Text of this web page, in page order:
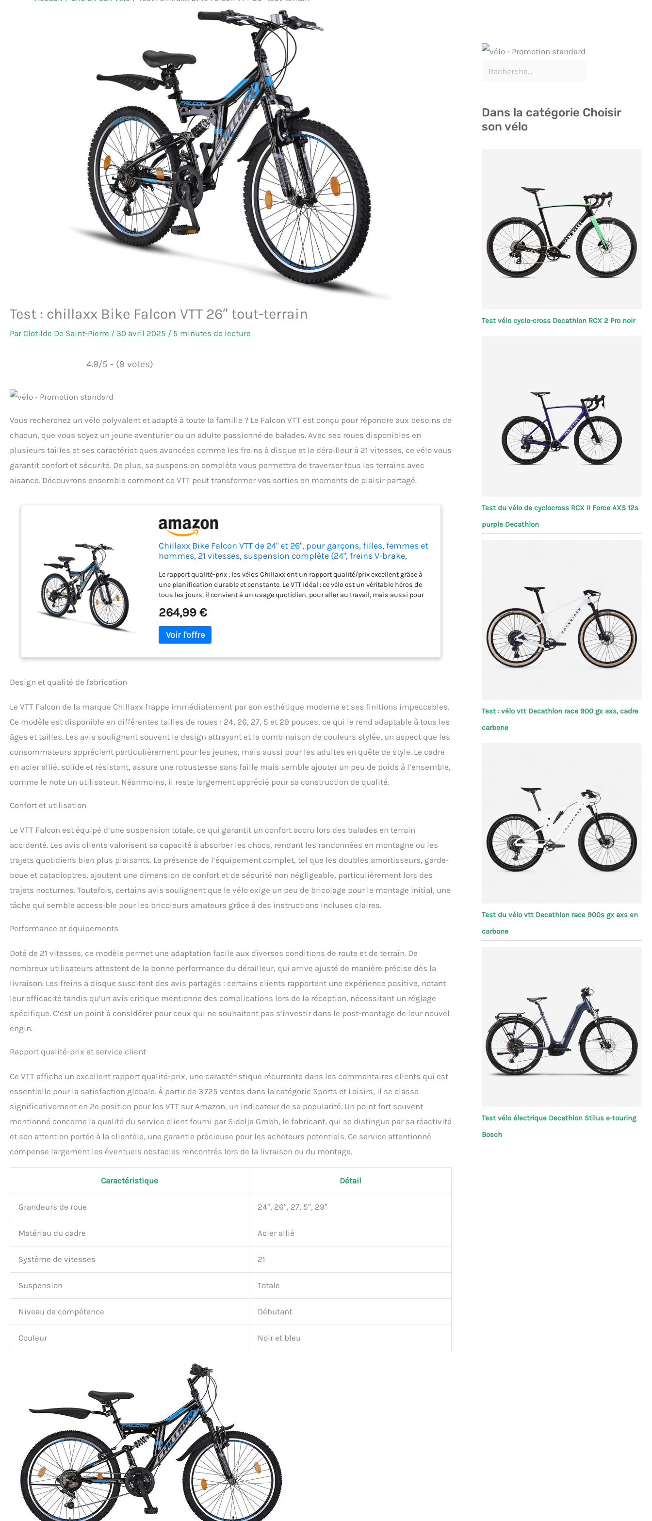
Test : chillaxx Bike Falcon VTT 26″ tout-terrain
ParClotilde De Saint-Pierre / 30 avril 2025 / 5 minutes de lecture
4.9/5 - (9 votes)
Vous recherchez un vélo polyvalent et adapté à toute la famille ? Le Falcon VTT est conçu pour répondre aux besoins de
chacun, que vous soyez un jeune aventurier ou un adulte passionné de balades. Avec ses roues disponibles en
plusieurs tailles et ses caractéristiques avancées comme les freins à disque et le dérailleur à 21 vitesses, ce vélo vous
garantit confort et sécurité. De plus, sa suspension complète vous permettra de traverser tous les terrains avec
aisance. Découvrons ensemble comment ce VTT peut transformer vos sorties en moments de plaisir partagé.
Chillaxx Bike Falcon VTT de 24" et 26", pour garçons, filles, femmes et
hommes, 21 vitesses, suspension complète (24", freins V-brake,
Le rapport qualité-prix : les vélos Chillaxx ont un rapport qualité/prix excellent grâce à
une planification durable et constante. Le VTT idéal : ce vélo est un véritable héros de
tous les jours, il convient à un usage quotidien, pour aller au travail, mais aussi pour
grimper n'importe quelle montagne avec le VTT Chillaxx Falcon. Chillaxx Falcon est un
vélo multifonctionnel qui peut parfaitement répondre à vos besoins quotidiens. De
qualité supérieure : grâce à son dérailleur optimisé, vous bénéficierez d'un confort de
conduite optimal en raison d’une transmission nette et souple. Les doubles jantes
parfaitement adaptées sont idéales pour les terrains accidentés, ainsi que pour les
supérieure attirent l'attention dans toutes les situations Avec le vélo de Chillaxx
Falcon, vous serez bien visible grâce aux réflecteurs. Chez Falcon, design tendance et
sécurité se rencontrent – ce vélo répond à tous les souhaits. Matériaux de qualité
supérieure : ce vélo est doté d'un cadre en acier robuste et résistant, afin que vous
puissiez l'utiliser dans n'importe quelle situation. Montage facile et rapide : en outre, le
vélo est pré-monté à 85 % et vous pouvez commencer à rouler directement après un
court réglage des freins et des vitesses. Vous trouverez facilement le lien vers la vidéo
de montage sur l'emballage (français non garanti).
264,99 €
Design et qualité de fabrication
Le VTT Falcon de la marque Chillaxx frappe immédiatement par son esthétique moderne et ses finitions impeccables.
Ce modèle est disponible en différentes tailles de roues : 24, 26, 27, 5 et 29 pouces, ce qui le rend adaptable à tous les
âges et tailles. Les avis soulignent souvent le design attrayant et la combinaison de couleurs stylée, un aspect que les
consommateurs apprécient particulièrement pour les jeunes, mais aussi pour les adultes en quête de style. Le cadre
en acier allié, solide et résistant, assure une robustesse sans faille mais semble ajouter un peu de poids à l’ensemble,
comme le note un utilisateur. Néanmoins, il reste largement apprécié pour sa construction de qualité.
Confort et utilisation
Le VTT Falcon est équipé d’une suspension totale, ce qui garantit un confort accru lors des balades en terrain
accidenté. Les avis clients valorisent sa capacité à absorber les chocs, rendant les randonnées en montagne ou les
trajets quotidiens bien plus plaisants. La présence de l’équipement complet, tel que les doubles amortisseurs, garde-
boue et catadioptres, ajoutent une dimension de confort et de sécurité non négligeable, particulièrement lors des
trajets nocturnes. Toutefois, certains avis soulignent que le vélo exige un peu de bricolage pour le montage initial, une
tâche qui semble accessible pour les bricoleurs amateurs grâce à des instructions incluses claires.
Performance et équipements
Doté de 21 vitesses, ce modèle permet une adaptation facile aux diverses conditions de route et de terrain. De
nombreux utilisateurs attestent de la bonne performance du dérailleur, qui arrive ajusté de manière précise dès la
livraison. Les freins à disque suscitent des avis partagés : certains clients rapportent une expérience positive, notant
leur efficacité tandis qu’un avis critique mentionne des complications lors de la réception, nécessitant un réglage
spécifique. C’est un point à considérer pour ceux qui ne souhaitent pas s’investir dans le post-montage de leur nouvel
engin.
Rapport qualité-prix et service client
Ce VTT affiche un excellent rapport qualité-prix, une caractéristique récurrente dans les commentaires clients qui est
essentielle pour la satisfaction globale. À partir de 3 725 ventes dans la catégorie Sports et Loisirs, il se classe
significativement en 2e position pour les VTT sur Amazon, un indicateur de sa popularité. Un point fort souvent
mentionné concerne la qualité du service client fourni par Sidelja Gmbh, le fabricant, qui se distingue par sa réactivité
et son attention portée à la clientèle, une garantie précieuse pour les acheteurs potentiels. Ce service attentionné
compense largement les éventuels obstacles rencontrés lors de la livraison ou du montage.
Caractéristique Détail
Grandeurs de roue 24″, 26″, 27, 5″, 29″
Matériau du cadre Acier allié
Système de vitesses 21
Suspension Totale
Niveau de compétence Débutant
Couleur Noir et bleu
Dans la catégorie Choisir
son vélo
Test vélo cyclo-cross Decathlon RCX 2 Pro noir
Test du vélo de cyclocross RCX II Force AXS 12s
purple Decathlon
Test : vélo vtt Decathlon race 900 gx axs, cadre
carbone
Test du vélo vtt Decathlon race 900s gx axs en
carbone
Test vélo électrique Decathlon Stilus e-touring
Bosch